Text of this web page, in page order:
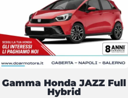
Gamma Honda JAZZ Full
Hybrid